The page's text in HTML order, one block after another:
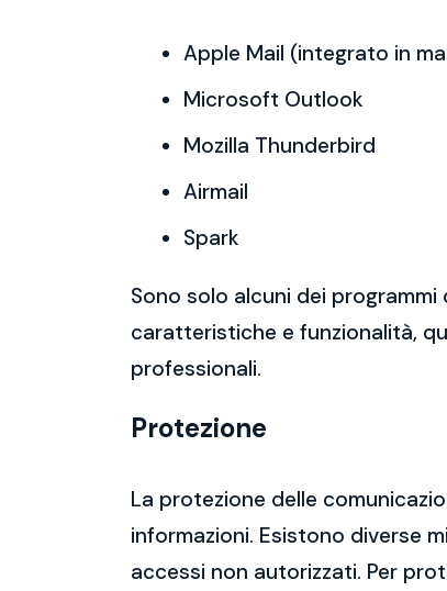
Apple Mail (integrato in
Microsoft Outlook
Mozilla Thunderbird
Airmail
Spark
Sono solo alcuni dei
caratteristiche e funzionalità,
professionali.
Protezione
La protezione delle
informazioni. Esistono diverse
accessi non autorizzati. Per